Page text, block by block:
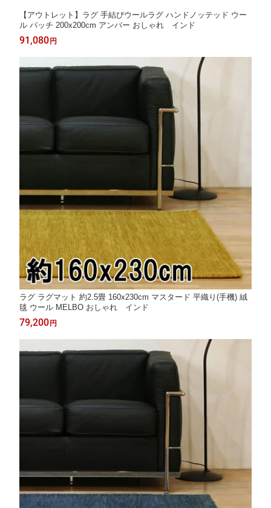
【アウトレット】ラグ 手結びウールラグ ハンドノッテッド ウー
ル パッチ 200x200cm アンバー おしゃれ インド
91,080 円
ラグ ラグマット 約2.5畳 160x230cm マスタード 平織り(手機) 絨
毯 ウール MELBO おしゃれ インド
79,200 円